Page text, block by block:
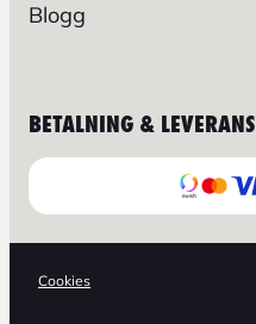
Blogg
BETALNING & LEVERANS
Cookies